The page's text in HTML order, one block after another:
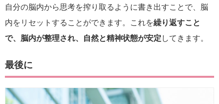
自分の脳内から思考を搾り取るように書き出すことで、脳
内をリセットすることができます。これを繰り返すこと
で、脳内が整理され、自然と精神状態が安定 してきます。
最後に